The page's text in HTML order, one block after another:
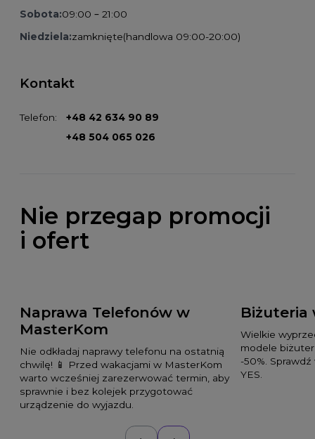
Sobota:09:00 – 21:00
Niedziela:zamknięte(handlowa 09:00-20:00)
Kontakt
Telefon:
+48 42 634 90 89
+48 504 065 026
Nie przegap promocji
i ofert
Naprawa Telefonów w
MasterKom
Nie odkładaj naprawy telefonu na ostatnią
chwilę! 📱 Przed wakacjami w MasterKom
warto wcześniej zarezerwować termin, aby
sprawnie i bez kolejek przygotować
urządzenie do wyjazdu.
Biżuteria
Wielkie
modele
-50%.
YES.